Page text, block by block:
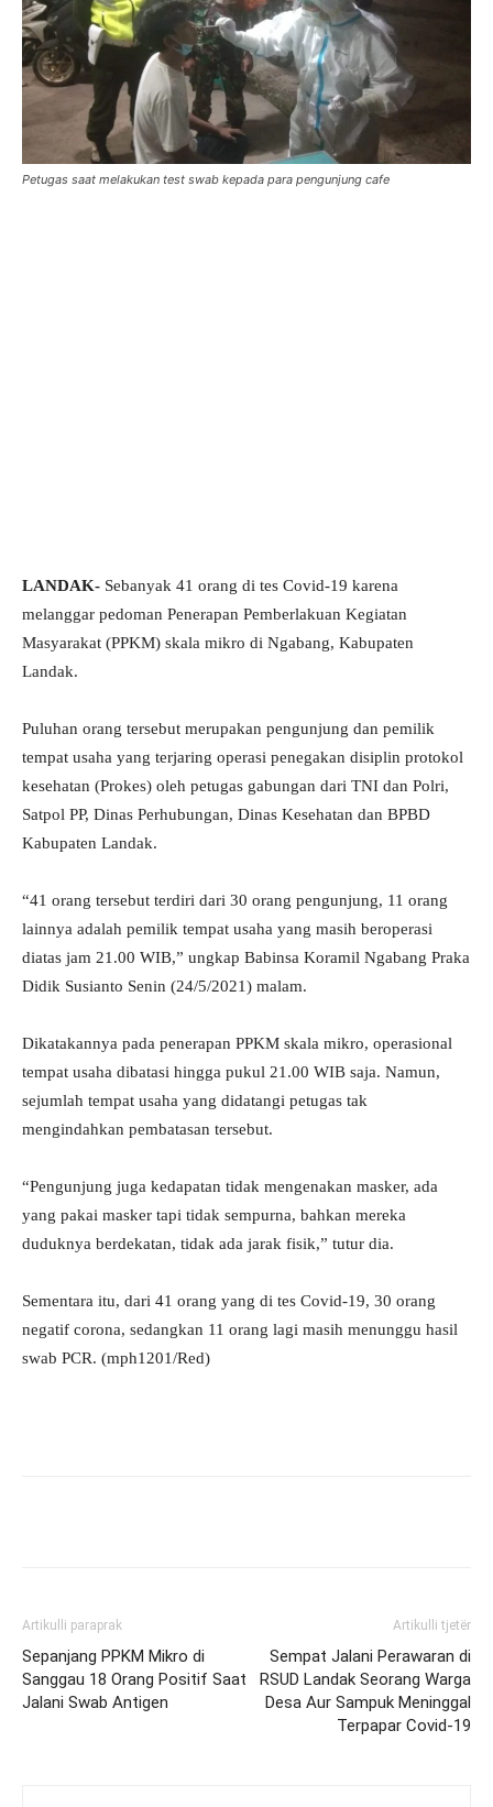
Petugas saat melakukan test swab kepada para pengunjung cafe
LANDAK- Sebanyak 41 orang di tes Covid-19 karena
melanggar pedoman Penerapan Pemberlakuan Kegiatan
Masyarakat (PPKM) skala mikro di Ngabang, Kabupaten
Landak.
Puluhan orang tersebut merupakan pengunjung dan pemilik
tempat usaha yang terjaring operasi penegakan disiplin protokol
kesehatan (Prokes) oleh petugas gabungan dari TNI dan Polri,
Satpol PP, Dinas Perhubungan, Dinas Kesehatan dan BPBD
Kabupaten Landak.
“41 orang tersebut terdiri dari 30 orang pengunjung, 11 orang
lainnya adalah pemilik tempat usaha yang masih beroperasi
diatas jam 21.00 WIB,” ungkap Babinsa Koramil Ngabang Praka
Didik Susianto Senin (24/5/2021) malam.
Dikatakannya pada penerapan PPKM skala mikro, operasional
tempat usaha dibatasi hingga pukul 21.00 WIB saja. Namun,
sejumlah tempat usaha yang didatangi petugas tak
mengindahkan pembatasan tersebut.
“Pengunjung juga kedapatan tidak mengenakan masker, ada
yang pakai masker tapi tidak sempurna, bahkan mereka
duduknya berdekatan, tidak ada jarak fisik,” tutur dia.
Sementara itu, dari 41 orang yang di tes Covid-19, 30 orang
negatif corona, sedangkan 11 orang lagi masih menunggu hasil
swab PCR. (mph1201/Red)
Artikulli paraprak
Sepanjang PPKM Mikro di
Sanggau 18 Orang Positif Saat
Jalani Swab Antigen
Artikulli tjetër
Sempat Jalani Perawaran di
RSUD Landak Seorang Warga
Desa Aur Sampuk Meninggal
Terpapar Covid-19